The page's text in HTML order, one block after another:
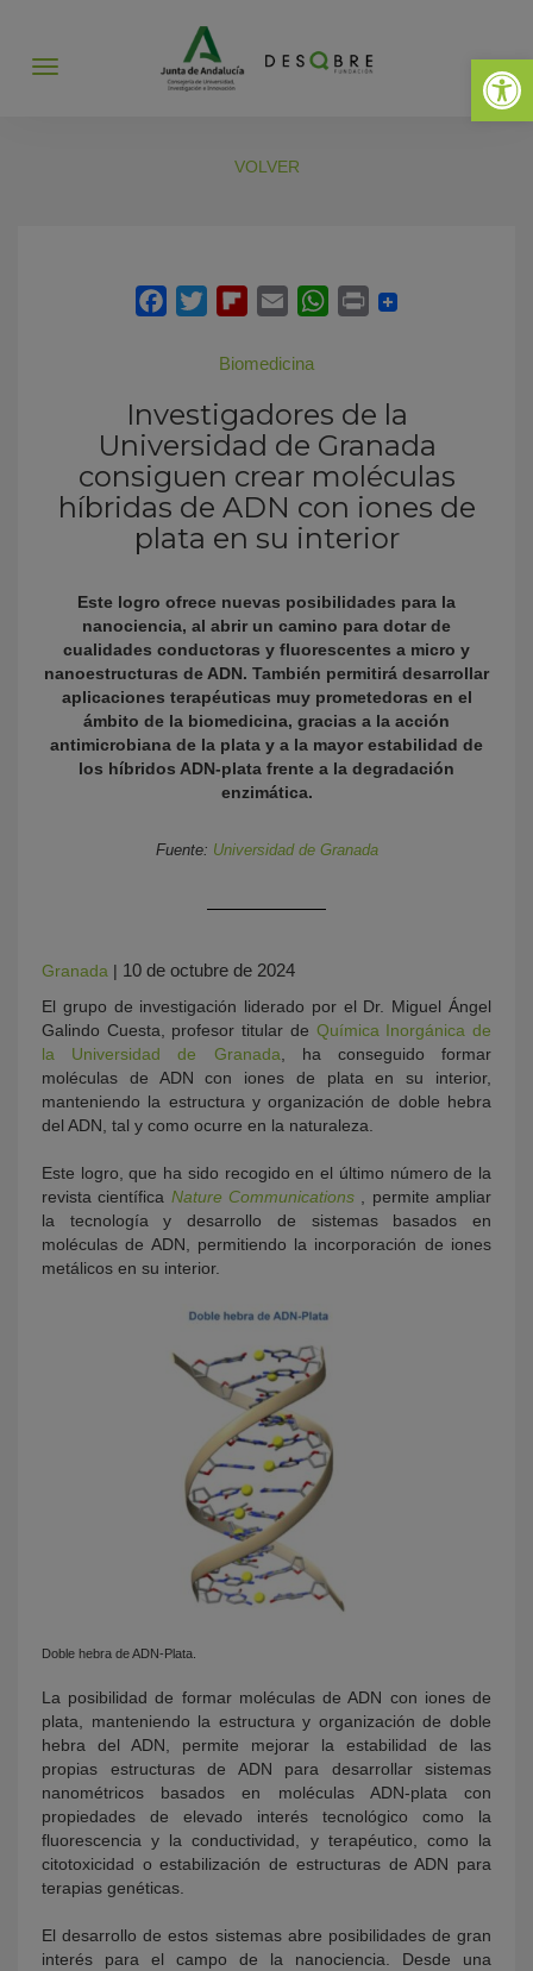
Abrir
Abrir
VOLVER
Biomedicina
Investigadores de la
Universidad de Granada
consiguen crear moléculas
híbridas de ADN con iones de
plata en su interior
Este logro ofrece nuevas posibilidades para la
nanociencia, al abrir un camino para dotar de
cualidades conductoras y fluorescentes a micro y
nanoestructuras de ADN. También permitirá desarrollar
aplicaciones terapéuticas muy prometedoras en el
ámbito de la biomedicina, gracias a la acción
antimicrobiana de la plata y a la mayor estabilidad de
los híbridos ADN-plata frente a la degradación
enzimática.
Fuente: Universidad de Granada
Granada | 10 de octubre de 2024
El grupo de investigación liderado por el Dr. Miguel Ángel
Galindo Cuesta, profesor titular de Química Inorgánica de
la Universidad de Granada , ha conseguido formar
moléculas de ADN con iones de plata en su interior,
manteniendo la estructura y organización de doble hebra
del ADN, tal y como ocurre en la naturaleza.
Este logro, que ha sido recogido en el último número de la
revista científica Nature Communications
, permite ampliar
la tecnología y desarrollo de sistemas basados en
moléculas de ADN, permitiendo la incorporación de iones
metálicos en su interior.
Doble hebra de ADN-Plata.
La posibilidad de formar moléculas de ADN con iones de
plata, manteniendo la estructura y organización de doble
hebra del ADN, permite mejorar la estabilidad de las
propias estructuras de ADN para desarrollar sistemas
nanométricos basados en moléculas ADN-plata con
propiedades de elevado interés tecnológico como la
fluorescencia y la conductividad, y terapéutico, como la
citotoxicidad o estabilización de estructuras de ADN para
terapias genéticas.
El desarrollo de estos sistemas abre posibilidades de gran
interés para el campo de la nanociencia. Desde una